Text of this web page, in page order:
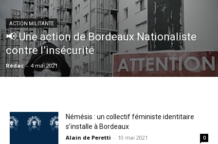
ACTION MILITANTE
📢 Une action de Bordeaux Nationaliste
contre l’insécurité
Rédac - 4 mai 2021
Némésis : un collectif féministe identitaire
s’installe à Bordeaux
Alain de Peretti - 10 mai 2021 0